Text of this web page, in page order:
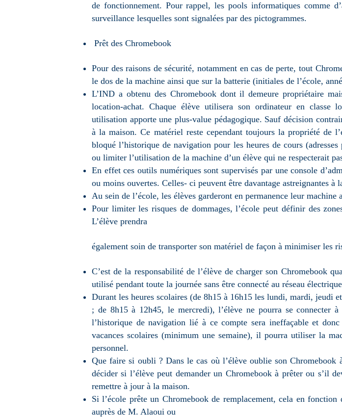
de fonctionnement. Pour rappel, les pools informatiques comme
surveillance lesquelles sont signalées par des pictogrammes.
Prêt des Chromebook
Pour des raisons de sécurité, notamment en cas de perte, tout
le dos de la machine ainsi que sur la batterie (initiales de l’école,
L’IND a obtenu des Chromebook dont il demeure propriétaire
location-achat. Chaque élève utilisera son ordinateur en classe
utilisation apporte une plus-value pédagogique. Sauf décision
à la maison. Ce matériel reste cependant toujours la propriété de
bloqué l’historique de navigation pour les heures de cours
ou limiter l’utilisation de la machine d’un élève qui ne respecterait
En effet ces outils numériques sont supervisés par une console
ou moins ouvertes. Celles- ci peuvent être davantage astreignantes à
Au sein de l’école, les élèves garderont en permanence leur
Pour limiter les risques de dommages, l’école peut définir des
L’élève prendra
également soin de transporter son matériel de façon à minimiser les
C’est de la responsabilité de l’élève de charger son Chromebook
utilisé pendant toute la journée sans être connecté au réseau
Durant les heures scolaires (de 8h15 à 16h15 les lundi, mardi, jeudi
; de 8h15 à 12h45, le mercredi), l’élève ne pourra se connecter
l’historique de navigation lié à ce compte sera ineffaçable et
vacances scolaires (minimum une semaine), il pourra utiliser la
personnel.
Que faire si oubli ? Dans le cas où l’élève oublie son Chromebook
décider si l’élève peut demander un Chromebook à prêter ou s’il
remettre à jour à la maison.
Si l’école prête un Chromebook de remplacement, cela en
auprès de M. Alaoui ou